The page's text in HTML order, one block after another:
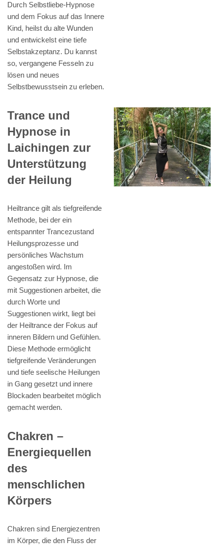
Durch Selbstliebe-Hypnose
und dem Fokus auf das Innere
Kind, heilst du alte Wunden
und entwickelst eine tiefe
Selbstakzeptanz. Du kannst
so, vergangene Fesseln zu
lösen und neues
Selbstbewusstsein zu erleben.
Trance und
Hypnose in
Laichingen zur
Unterstützung
der Heilung
Heiltrance gilt als tiefgreifende
Methode, bei der ein
entspannter Trancezustand
Heilungsprozesse und
persönliches Wachstum
angestoßen wird. Im
Gegensatz zur Hypnose, die
mit Suggestionen arbeitet, die
durch Worte und
Suggestionen wirkt, liegt bei
der Heiltrance der Fokus auf
inneren Bildern und Gefühlen.
Diese Methode ermöglicht
tiefgreifende Veränderungen
und tiefe seelische Heilungen
in Gang gesetzt und innere
Blockaden bearbeitet möglich
gemacht werden.
Chakren –
Energiequellen
des
menschlichen
Körpers
Chakren sind Energiezentren
im Körper, die den Fluss der